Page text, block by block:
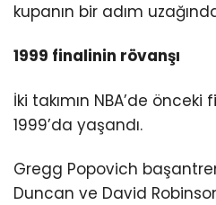
kupanın bir adım
1999 finalinin rövanşı
İki takımın NBA’de
1999’da yaşandı.
Gregg Popovich
Duncan ve David